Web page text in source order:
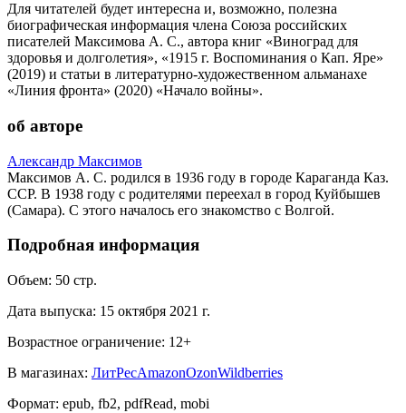
Для читателей будет интересна и, возможно, полезна
биографическая информация члена Союза российских
писателей Максимова А. C., автора книг «Виноград для
здоровья и долголетия», «1915 г. Воспоминания о Кап. Яре»
(2019) и статьи в литературно-художественном альманахе
«Линия фронта» (2020) «Начало войны».
об авторе
Александр Максимов
Максимов А. C. родился в 1936 году в городе Караганда Каз.
CCР. В 1938 году с родителями переехал в город Куйбышев
(Самара). C этого началось его знакомство с Волгой.
Подробная информация
Объем: 50 стр.
Дата выпуска: 15 октября 2021 г.
Возрастное ограничение: 12+
В магазинах: ЛитРесAmazonOzonWildberries
Формат: epub, fb2, pdfRead, mobi